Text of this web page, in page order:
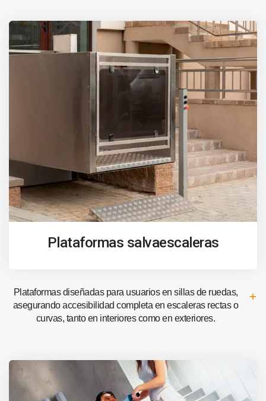
Plataformas salvaescaleras
Plataformas diseñadas para usuarios en sillas de ruedas,
asegurando accesibilidad completa en escaleras rectas o
curvas, tanto en interiores como en exteriores.